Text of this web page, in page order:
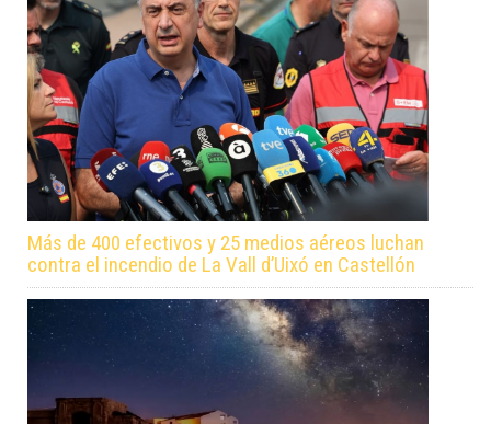
Más de 400 efectivos y 25 medios aéreos luchan
contra el incendio de La Vall d’Uixó en Castellón